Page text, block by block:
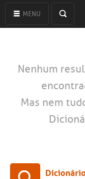
MENU
Nenhum
Mas nem